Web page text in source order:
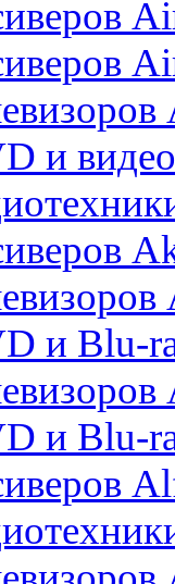
и
и Blu-
и Blu-